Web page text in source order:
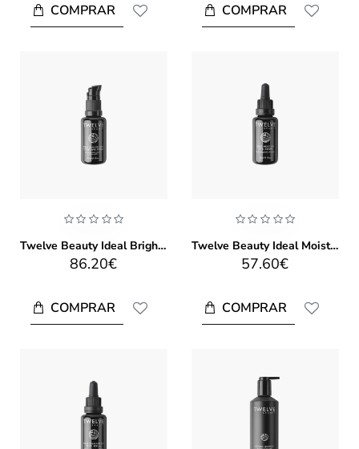
COMPRAR COMPRAR
Twelve Beauty Ideal Brightening Corrective Serum 30ml
86.20€
COMPRAR
Twelve Beauty Ideal Moisture Level Serum 30ml
57.60€
COMPRAR